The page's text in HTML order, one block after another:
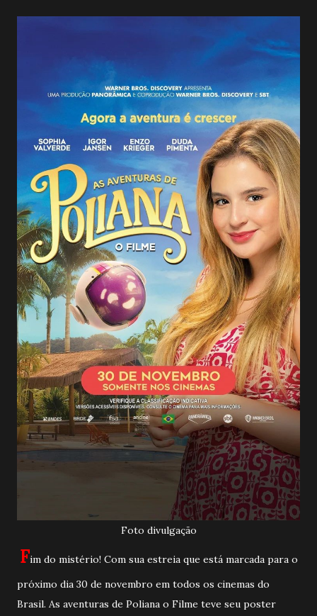
Foto divulgação
Fim do mistério! Com sua estreia que está marcada para o
próximo dia 30 de novembro em todos os cinemas do
Brasil. As aventuras de Poliana o Filme teve seu poster